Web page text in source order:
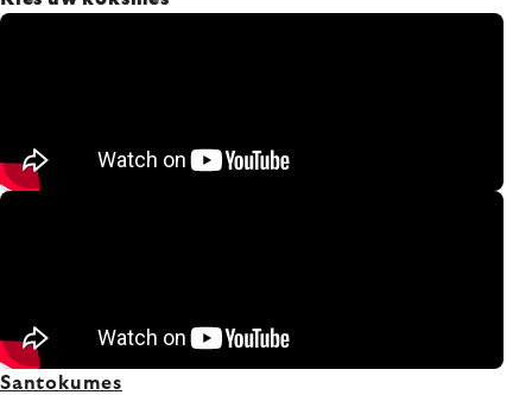
Santokumes